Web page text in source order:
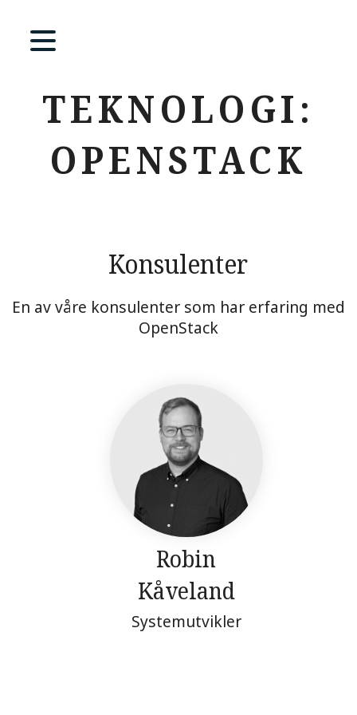
TEKNOLOGI:
OPENSTACK
Konsulenter
En av våre konsulenter som har erfaring med
OpenStack
Robin
Kåveland
Systemutvikler